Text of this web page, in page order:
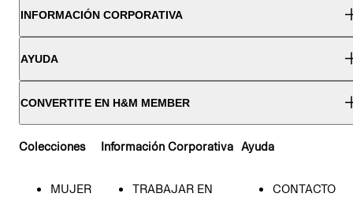
INFORMACIÓN CORPORATIVA
AYUDA
CONVERTITE EN H&M MEMBER
Colecciones
MUJER
Información Corporativa
TRABAJAR EN
Ayuda
CONTACTO